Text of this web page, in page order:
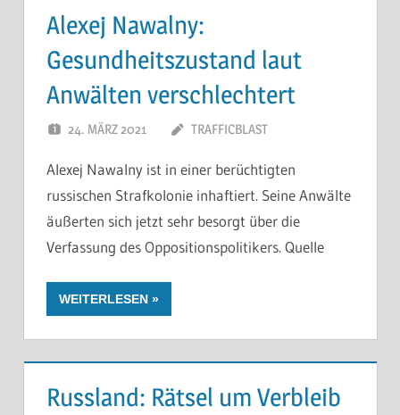
Alexej Nawalny:
Gesundheitszustand laut
Anwälten verschlechtert
24. MÄRZ 2021 TRAFFICBLAST
Alexej Nawalny ist in einer berüchtigten
russischen Strafkolonie inhaftiert. Seine Anwälte
äußerten sich jetzt sehr besorgt über die
Verfassung des Oppositionspolitikers. Quelle
WEITERLESEN
Russland: Rätsel um Verbleib